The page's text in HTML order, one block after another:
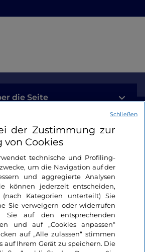
die Seite
der Zustimmung zur
von Cookies
technische und Profiling-
um die Navigation auf der
und aggregierte Analysen
können jederzeit entscheiden,
(nach Kategorien unterteilt) Sie
Sie verweigern oder widerrufen
Sie auf den entsprechenden
und auf „Cookies anpassen“
auf „Alle zulassen“ stimmen
auf Ihrem Gerät zu speichern. Die
Schließen